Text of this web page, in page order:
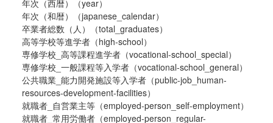
年次（西暦）（year）
年次（和暦）（japanese_calendar）
卒業者総数（人）（total_graduates）
高等学校等進学者（high-school）
専修学校_高等課程進学者（vocational-school_special）
専修学校_一般課程等入学者（vocational-school_general）
公共職業_能力開発施設等入学者（public-job_human-
resources-development-facilities）
就職者_自営業主等（employed-person_self-employment）
就職者_常用労働者（employed-person_regular-